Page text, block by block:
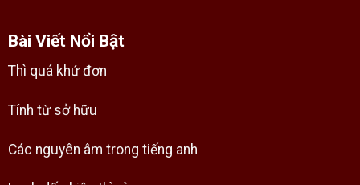
Bài Viết Nổi Bật
Thì quá khứ đơn
Tính từ sở hữu
Các nguyên âm trong tiếng anh